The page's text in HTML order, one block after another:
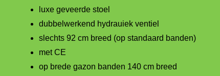
luxe geveerde stoel
dubbelwerkend hydrauiek ventiel
slechts 92 cm breed (op standaard banden)
met CE
op brede gazon banden 140 cm breed